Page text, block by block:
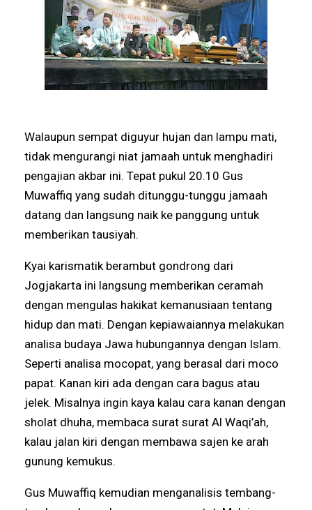
Walaupun sempat diguyur hujan dan lampu mati,
tidak mengurangi niat jamaah untuk menghadiri
pengajian akbar ini. Tepat pukul 20.10 Gus
Muwaffiq yang sudah ditunggu-tunggu jamaah
datang dan langsung naik ke panggung untuk
memberikan tausiyah.
Kyai karismatik berambut gondrong dari
Jogjakarta ini langsung memberikan ceramah
dengan mengulas hakikat kemanusiaan tentang
hidup dan mati. Dengan kepiawaiannya melakukan
analisa budaya Jawa hubungannya dengan Islam.
Seperti analisa mocopat, yang berasal dari moco
papat. Kanan kiri ada dengan cara bagus atau
jelek. Misalnya ingin kaya kalau cara kanan dengan
sholat dhuha, membaca surat surat Al Waqi’ah,
kalau jalan kiri dengan membawa sajen ke arah
gunung kemukus.
Gus Muwaffiq kemudian menganalisis tembang-